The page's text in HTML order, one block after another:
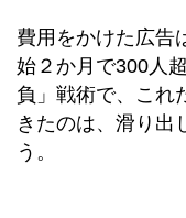
費用をかけた広告
始２か月で300人
負」戦術で、これ
きたのは、滑り出
う。